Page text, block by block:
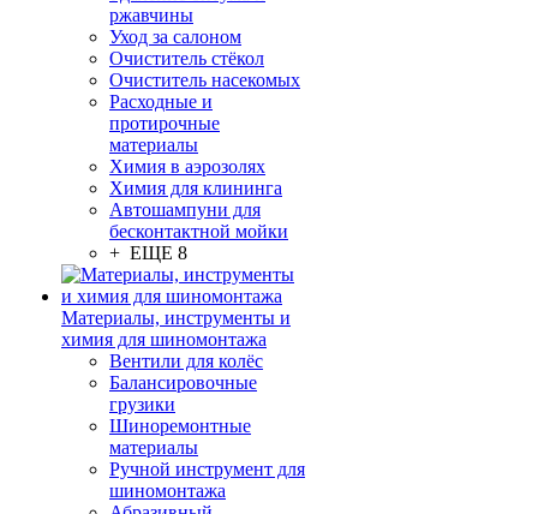
ржавчины
Уход за салоном
Очиститель стёкол
Очиститель насекомых
Расходные и
протирочные
материалы
Химия в аэрозолях
Химия для клининга
Автошампуни для
бесконтактной мойки
+ ЕЩЕ 8
Материалы, инструменты и
химия для шиномонтажа
Вентили для колёс
Балансировочные
грузики
Шиноремонтные
материалы
Ручной инструмент для
шиномонтажа